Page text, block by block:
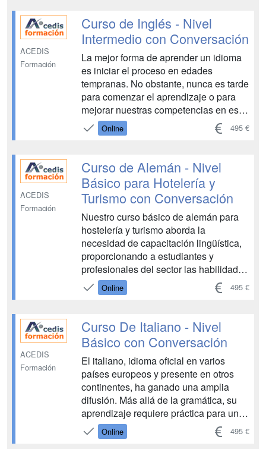
Suiza es un idioma oficial) como si ha
de atender a turistas ...
ACEDIS
Formación
Curso de Inglés - Nivel
Intermedio con Conversación
La mejor forma de aprender un idioma
es iniciar el proceso en edades
tempranas. No obstante, nunca es tarde
para comenzar el aprendizaje o para
mejorar nuestras competencias en este
sentido. Este curso de inglés (nivel
intermedio) está diseñado para
este idioma con anterioridad y que
desean refrescar sus conocimi...
Online 495 €
ACEDIS
Formación
Curso de Alemán - Nivel
Básico para Hotelería y
Turismo con Conversación
Nuestro curso básico de alemán para
hostelería y turismo aborda la
necesidad de capacitación lingüística,
proporcionando a estudiantes y
profesionales del sector las habilidades
necesarias para desenvolverse en
diversas situaciones cotidianas. Desde
servicios hasta la gestión de reservas y
la atención al cliente, el...
Online 495 €
ACEDIS
Formación
Curso De Italiano - Nivel
Básico con Conversación
El italiano, idioma oficial en varios
países europeos y presente en otros
continentes, ha ganado una amplia
difusión. Más allá de la gramática, su
aprendizaje requiere práctica para una
comunicación efectiva. Nuestro curso
de 3 meses ofrece 6 horas de tutoría
Online 495 €